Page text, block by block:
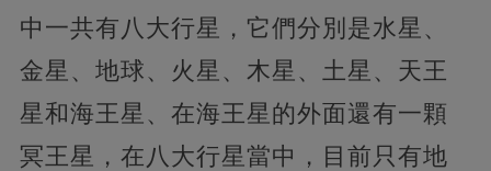
中一共有八大行星，它們分別是水星、
金星、地球、火星、木星、土星、天王
星和海王星、在海王星的外面還有一顆
冥王星，在八大行星當中，目前只有地